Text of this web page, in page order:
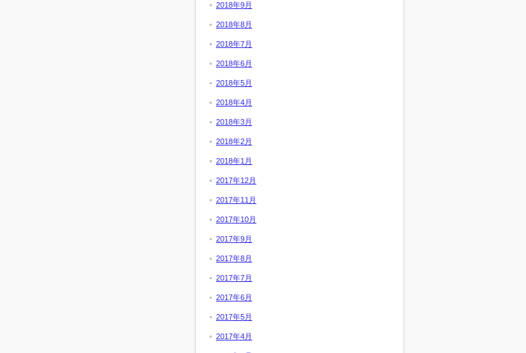
2018年9月
2018年8月
2018年7月
2018年6月
2018年5月
2018年4月
2018年3月
2018年2月
2018年1月
2017年12月
2017年11月
2017年10月
2017年9月
2017年8月
2017年7月
2017年6月
2017年5月
2017年4月